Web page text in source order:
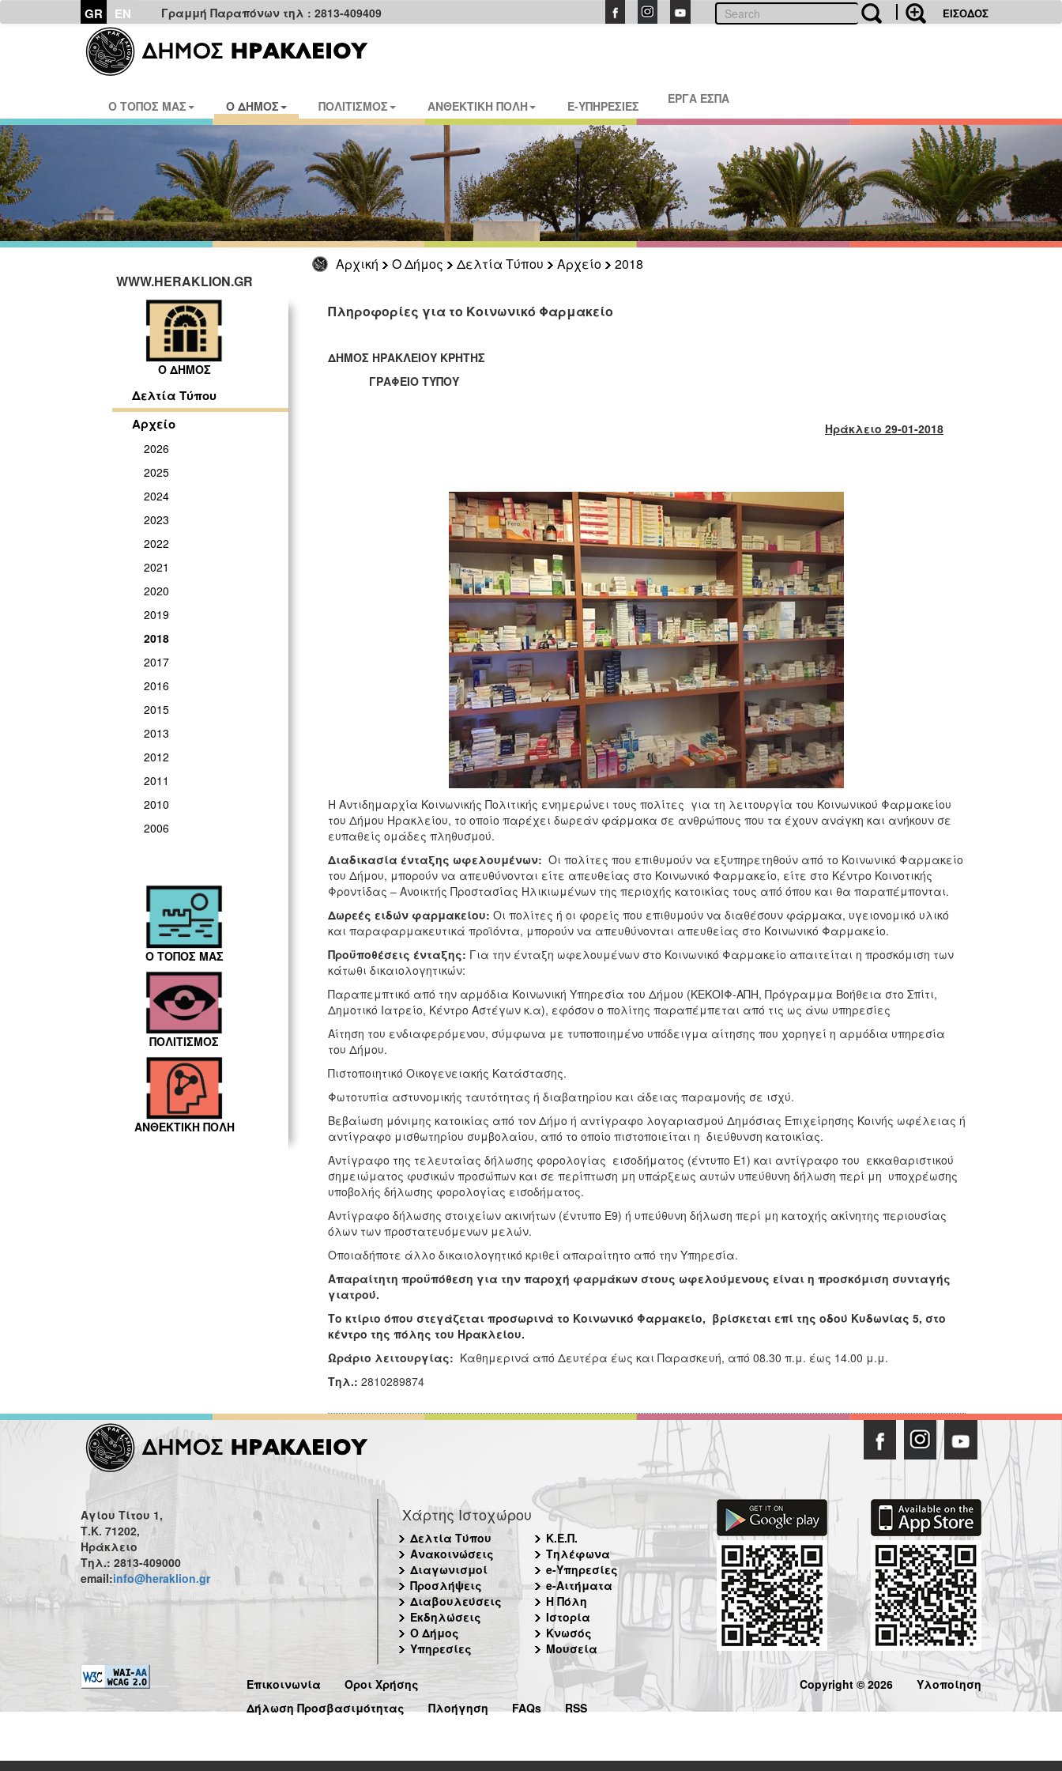
GR EN Γραμμή Παραπόνων τηλ : 2813-409409 ΕΙΣΟΔΟΣ
Ο ΤΟΠΟΣ ΜΑΣ Ο ΔΗΜΟΣ ΠΟΛΙΤΙΣΜΟΣ ΑΝΘΕΚΤΙΚΗ ΠΟΛΗ E-ΥΠΗΡΕΣΙΕΣ ΕΡΓΑ ΕΣΠΑ
Αρχική Ο Δήμος Δελτία Τύπου Αρχείο
2018
WWW.HERAKLION.GR
Ο ΔΗΜΟΣ
Δελτία Τύπου
Αρχείο
2026
2025
2024
2023
2022
2021
2020
2019
2018
2017
2016
2015
2013
2012
2011
2010
2006
Ο ΤΟΠΟΣ ΜΑΣ
ΠΟΛΙΤΙΣΜΟΣ
ΑΝΘΕΚΤΙΚΗ ΠΟΛΗ
Πληροφορίες για το Κοινωνικό Φαρμακείο
ΔΗΜΟΣ ΗΡΑΚΛΕΙΟΥ ΚΡΗΤΗΣ
ΓΡΑΦΕΙΟ ΤΥΠΟΥ
Ηράκλειο 29-01-2018
Η Αντιδημαρχία Κοινωνικής Πολιτικής ενημερώνει τους πολίτες για τη λειτουργία του Κοινωνικού Φαρμακείου
του Δήμου Ηρακλείου, το οποίο παρέχει δωρεάν φάρμακα σε ανθρώπους που τα έχουν ανάγκη και ανήκουν σε
ευπαθείς ομάδες πληθυσμού.
Διαδικασία ένταξης ωφελουμένων: Οι πολίτες που επιθυμούν να εξυπηρετηθούν από το Κοινωνικό Φαρμακείο
του Δήμου, μπορούν να απευθύνονται είτε απευθείας στο Κοινωνικό Φαρμακείο, είτε στο Κέντρο Κοινοτικής
Φροντίδας – Ανοικτής Προστασίας Ηλικιωμένων της περιοχής κατοικίας τους από όπου και θα παραπέμπονται.
Δωρεές ειδών φαρμακείου: Οι πολίτες ή οι φορείς που επιθυμούν να διαθέσουν φάρμακα, υγειονομικό υλικό
και παραφαρμακευτικά προϊόντα, μπορούν να απευθύνονται απευθείας στο Κοινωνικό Φαρμακείο.
Προϋποθέσεις ένταξης: Για την ένταξη ωφελουμένων στο Κοινωνικό Φαρμακείο απαιτείται η προσκόμιση των
κάτωθι δικαιολογητικών:
Παραπεμπτικό από την αρμόδια Κοινωνική Υπηρεσία του Δήμου (ΚΕΚΟΙΦ-ΑΠΗ, Πρόγραμμα Βοήθεια στο Σπίτι,
Δημοτικό Ιατρείο, Κέντρο Αστέγων κ.α), εφόσον ο πολίτης παραπέμπεται από τις ως άνω υπηρεσίες
Αίτηση του ενδιαφερόμενου, σύμφωνα με τυποποιημένο υπόδειγμα αίτησης που χορηγεί η αρμόδια υπηρεσία
του Δήμου.
Πιστοποιητικό Οικογενειακής Κατάστασης.
Φωτοτυπία αστυνομικής ταυτότητας ή διαβατηρίου και άδειας παραμονής σε ισχύ.
Βεβαίωση μόνιμης κατοικίας από τον Δήμο ή αντίγραφο λογαριασμού Δημόσιας Επιχείρησης Κοινής ωφέλειας ή
αντίγραφο μισθωτηρίου συμβολαίου, από το οποίο πιστοποιείται η διεύθυνση κατοικίας.
Αντίγραφο της τελευταίας δήλωσης φορολογίας εισοδήματος (έντυπο Ε1) και αντίγραφο του εκκαθαριστικού
σημειώματος φυσικών προσώπων και σε περίπτωση μη υπάρξεως αυτών υπεύθυνη δήλωση περί μη υποχρέωσης
υποβολής δήλωσης φορολογίας εισοδήματος.
Αντίγραφο δήλωσης στοιχείων ακινήτων (έντυπο Ε9) ή υπεύθυνη δήλωση περί μη κατοχής ακίνητης περιουσίας
όλων των προστατευόμενων μελών.
Οποιαδήποτε άλλο δικαιολογητικό κριθεί απαραίτητο από την Υπηρεσία.
Απαραίτητη προϋπόθεση για την παροχή φαρμάκων στους ωφελούμενους είναι η προσκόμιση συνταγής
γιατρού.
Το κτίριο όπου στεγάζεται προσωρινά το Κοινωνικό Φαρμακείο, βρίσκεται επί της οδού Κυδωνίας 5, στο
κέντρο της πόλης του Ηρακλείου.
Ωράριο λειτουργίας: Καθημερινά από Δευτέρα έως και Παρασκευή, από 08.30 π.μ. έως 14.00 μ.μ.
Τηλ.: 2810289874
Αγίου Τίτου 1,
Τ.Κ. 71202,
Ηράκλειο
Τηλ.: 2813-409000
email:info@heraklion.gr
Χάρτης Ιστοχώρου
Δελτία Τύπου
Ανακοινώσεις
Διαγωνισμοί
Προσλήψεις
Διαβουλεύσεις
Εκδηλώσεις
Ο Δήμος
Υπηρεσίες
Κ.Ε.Π.
Τηλέφωνα
e-Υπηρεσίες
e-Αιτήματα
Η Πόλη
Ιστορία
Κνωσός
Μουσεία
Επικοινωνία
Όροι Χρήσης
Δήλωση Προσβασιμότητας
Πλοήγηση FAQs RSS
Copyright © 2026 Υλοποίηση